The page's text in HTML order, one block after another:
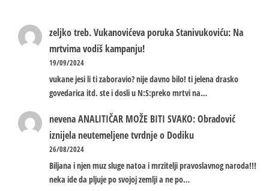
zeljko treb.Vukanovićeva poruka Stanivukoviću: Na
mrtvima vodiš kampanju!
19/09/2024
vukane jesi li ti zaboravio? nije davno bilo! ti jelena drasko
govedarica itd. ste i dosli u N:S:preko mrtvi na…
nevenaANALITIČAR MOŽE BITI SVAKO: Obradović
iznijela neutemeljene tvrdnje o Dodiku
26/08/2024
Biljana i njen muz sluge natoa i mrzitelji pravoslavnog naroda!!!
neka ide da pljuje po svojoj zemlji a ne po…